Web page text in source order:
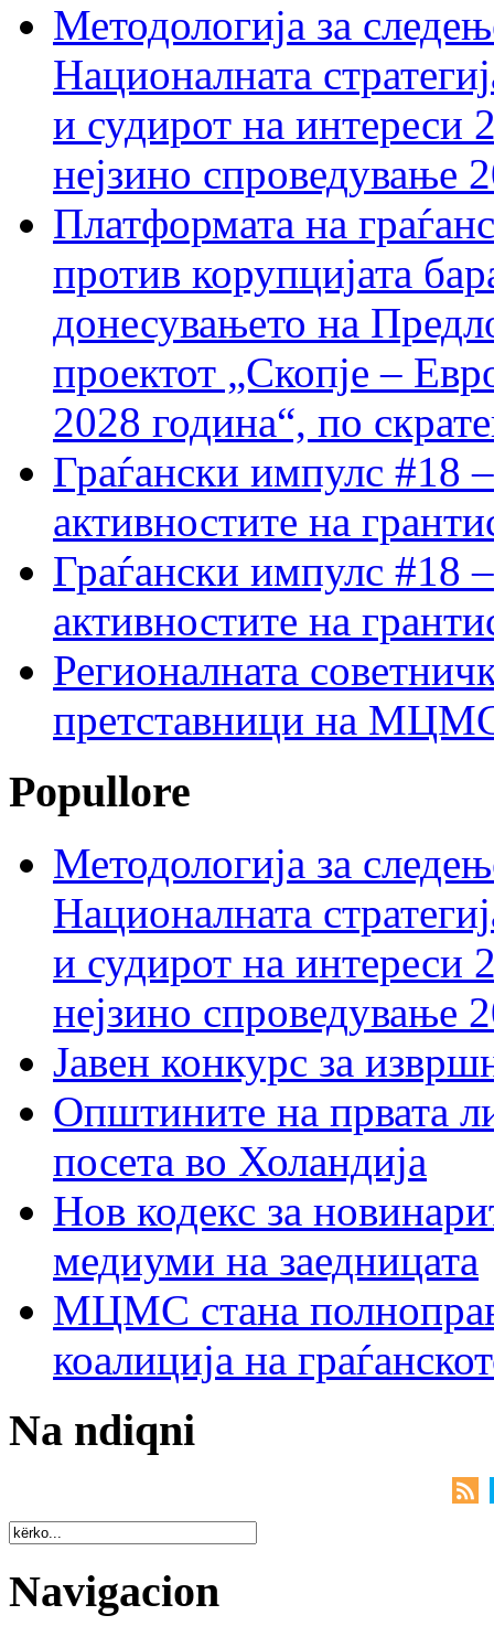
Методологија за
Националната
и судирот на интереси
нејзино спроведување
Платформата на
против корупцијата
донесувањето на
проектот „Скопје –
2028 година“, по
Граѓански импулс #18
активностите на
Граѓански импулс #18
активностите на
Регионалната
претставници на МЦМС
Popullore
Методологија за
Националната
и судирот на интереси
нејзино спроведување
Јавен конкурс за
Општините на првата
посета во Холандија
Нов кодекс за
медиуми на заедницата
МЦМС стана
коалиција на
Na ndiqni
Navigacion